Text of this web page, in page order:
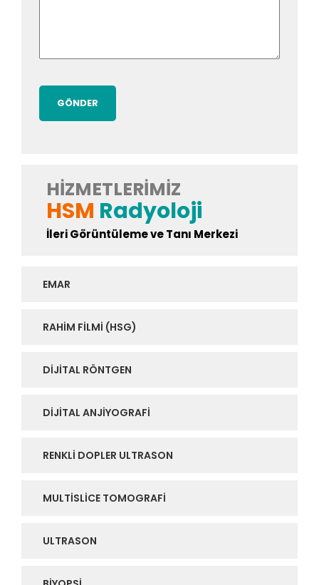
HIZMETLERIMIZ
HSM Radyoloji
İleri Görüntüleme ve Tanı Merkezi
EMAR
RAHIM FILMI (HSG)
DIJITAL RÖNTGEN
DIJITAL ANJIYOGRAFI
RENKLI DOPLER ULTRASON
MULTISLICE TOMOGRAFI
ULTRASON